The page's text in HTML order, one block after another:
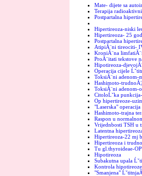
Mate- dijete sa
Terapija
Postpartalna
Hipertireoza-niski
Hipertireoza- 25 god
Postpartalna
AtipiĂ¨ni tireociti-
KroniĂ¨na
ProĂ¨itati tekstove
Hipotireoza-
Operacija cijele
ToksiĂ¨ni adenom-
Hashimoto-
ToksiĂ¨ni adenom-
CitoloĹˇka
Op hipertireoze-
"Laserska" operacija
Hashimoto-trajna
Raspon u
Vrijednbosti TSH u
Latentna
Hipertireoza-22 mj
Hipertireoza i
Tu gl.thyroideae-
Hipotireoza
Subakutna upala
Kontrola hipotireoze
"Smanjena"